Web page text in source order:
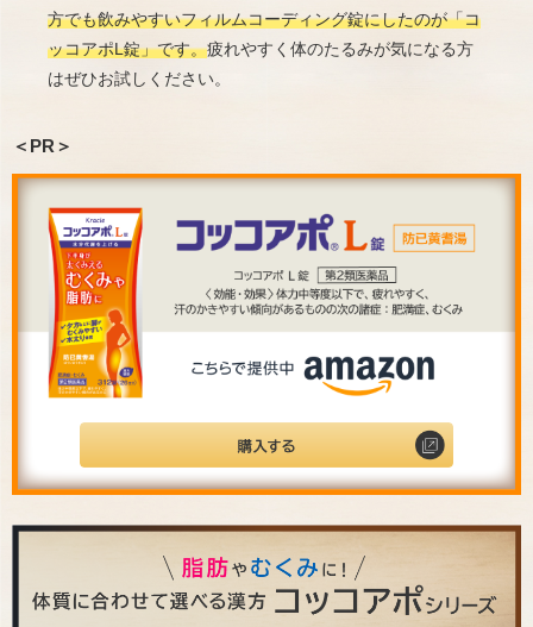
方でも飲みやすいフィルムコーディング錠にしたのが「コ
ッコアポL錠」です。疲れやすく体のたるみが気になる方
はぜひお試しください。
＜PR＞